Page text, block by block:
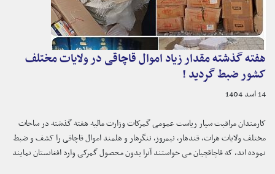
هفته گذشته مقدار زیاد اموال قاچاقی در ولایات مختلف
کشور ضبط گردید !
14 اسد 1404
کارمندان مراقبت سیار ریاست عمومی گمرکات وزارت مالیه هفته گذشته در ساحات
مختلف ولایات هرات، قندهار، نیمروز، ننگرهار و هلمند اموال قاچاقی را کشف و ضبط
نموده اند، که قاچاقچیان می خواستند آنرا بدون محصول گمرکی وارد افغانستان نمایند